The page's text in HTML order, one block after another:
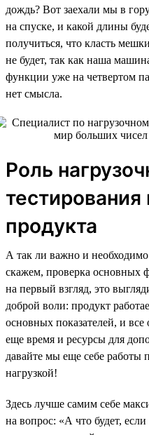
дождь? Вот заехали мы в
на спуске, и какой длины
получиться, что класть
не будет, так как наша
функции уже на четвертом
нет смысла.
Роль
продукта
А так ли важно и необходимо
скажем, проверка основных
на первый взгляд, это
доброй воли: продукт
основных показателей, и
еще время и ресурсы для
давайте мы еще себе работы
нагрузкой!
Здесь лучше самим себе
на вопрос: «А что будет,